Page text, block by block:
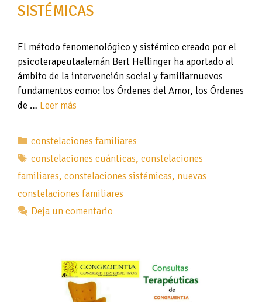
SISTÉMICAS
El método fenomenológico y sistémico creado por el
psicoterapeutaalemán Bert Hellinger ha aportado al
ámbito de la intervención social y familiarnuevos
fundamentos como: los Órdenes del Amor, los Órdenes
de … Leer más
Categorías
constelaciones familiares
Etiquetas
constelaciones cuánticas,constelaciones
familiares, constelaciones sistémicas, nuevas
constelaciones familiares
Deja un comentario